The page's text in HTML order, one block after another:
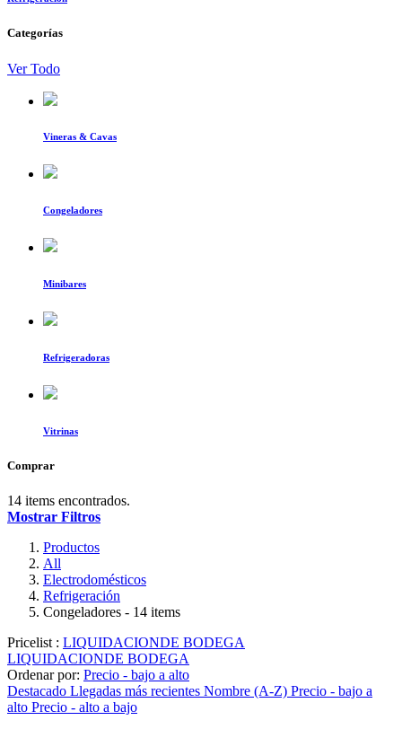
Categorías
Ver Todo
Vineras & Cavas
Congeladores
Minibares
Refrigeradoras
Vitrinas
Comprar
14 items encontrados.
Mostrar Filtros
Productos
All
Electrodomésticos
Refrigeración
Congeladores - 14 items
Pricelist : LIQUIDACIONDE BODEGA
LIQUIDACIONDE BODEGA
Ordenar por: Precio - bajo a alto
Destacado Llegadas más recientes Nombre (A-Z) Precio - bajo a
alto Precio - alto a bajo